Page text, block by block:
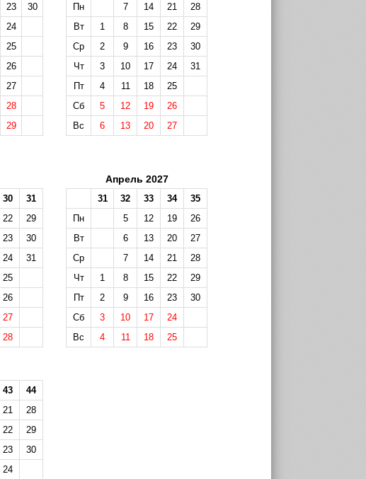
23
30
24
25
26
27
28
29
Пн
7 14 21
28
Вт
1 8 15 22
29
Ср
2 9 16 23
30
Чт
3 10 17 24
31
Пт
4 11 18
25
Сб
5 12 19
26
Вс
6 13 20 27
30
31
22
29
23
30
24
31
25
26
27
28
Апрель 2027
31 32 33 34
35
Пн
5 12 19
26
Вт
6 13 20
27
Ср
7 14 21
28
Чт
1 8 15 22
29
Пт
2 9 16 23
30
Сб
3 10 17
24
Вс
4 11 18 25
43
44
21
28
22
29
23
30
24